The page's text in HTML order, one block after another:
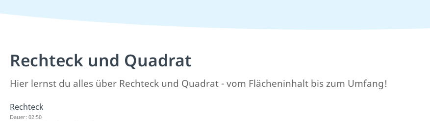
Rechteck und Quadrat
Hier lernst du alles über Rechteck und Quadrat - vom Flächeninhalt bis zum Umfang!
Rechteck
Dauer: 02:50